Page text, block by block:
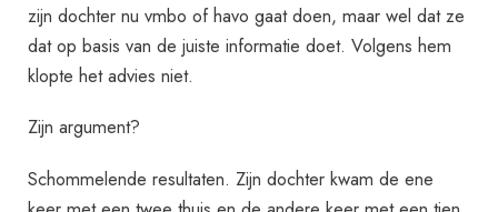
zijn dochter nu vmbo of havo gaat doen, maar wel dat ze
dat op basis van de juiste informatie doet. Volgens hem
klopte het advies niet.
Zijn argument?
Schommelende resultaten. Zijn dochter kwam de ene